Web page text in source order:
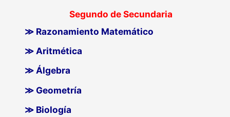
Segundo de Secundaria
≫ Razonamiento Matemático
≫ Aritmética
≫ Álgebra
≫ Geometría
≫ Biología